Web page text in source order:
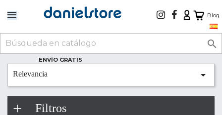
Blog

ENVÍO GRATIS
Relevancia 
Filtros